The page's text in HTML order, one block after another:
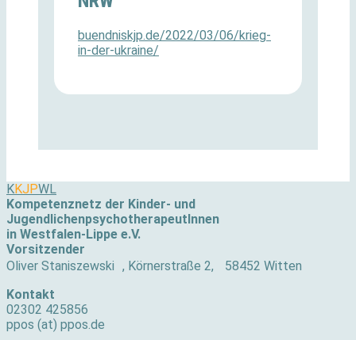
buendniskjp.de/2022/03/06/krieg-
in-der-ukraine/
KKJPWL
Kompetenznetz der Kinder- und
JugendlichenpsychotherapeutInnen
in Westfalen-Lippe e.V.
Vorsitzender
Oliver Staniszewski , Körnerstraße 2, 58452 Witten
Kontakt
02302 425856
ppos (at) ppos.de